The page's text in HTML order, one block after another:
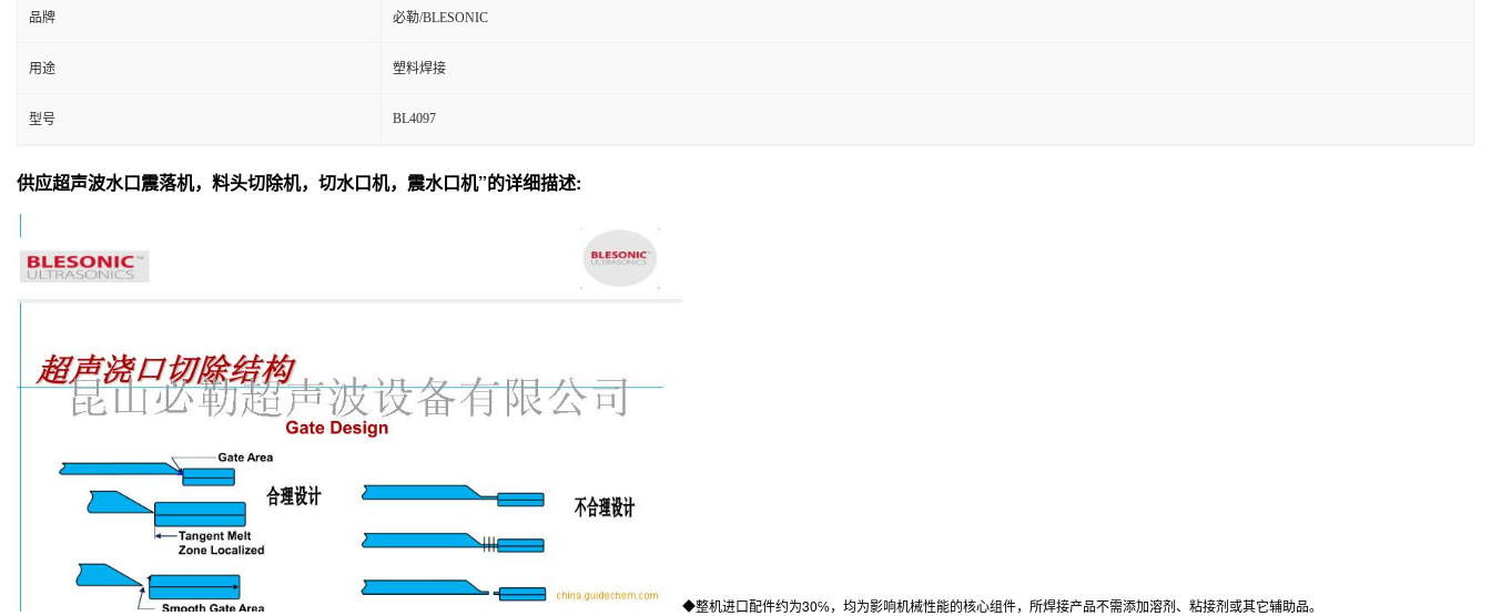
品牌 必勒/BLESONIC
用途 塑料焊接
型号 BL4097
供应超声波水口震落机，料头切除机，切水口机，震水口机”的详细描述:
◆整机进口配件约为30℅，均为影响机械性能的核心组件，所焊接产品不需添加溶剂、粘接剂或其它辅助品。